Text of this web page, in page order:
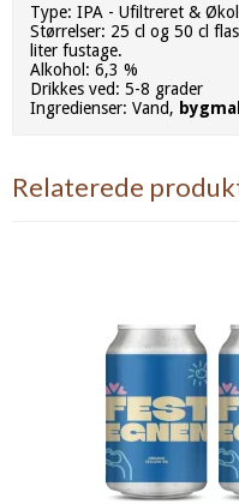
Type: IPA - Ufiltreret &
Størrelser: 25 cl og 50 cl
liter fustage.
Alkohol: 6,3 %
Drikkes ved: 5-8 grader
Ingredienser: Vand,
Relaterede